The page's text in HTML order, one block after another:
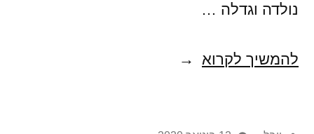
נולדה וגדלה …
להמשיך לקרוא פיתות